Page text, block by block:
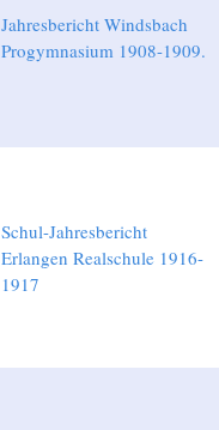
Jahresbericht Windsbach
Progymnasium 1908-1909.
Schul-Jahresbericht
Erlangen Realschule 1916-
1917